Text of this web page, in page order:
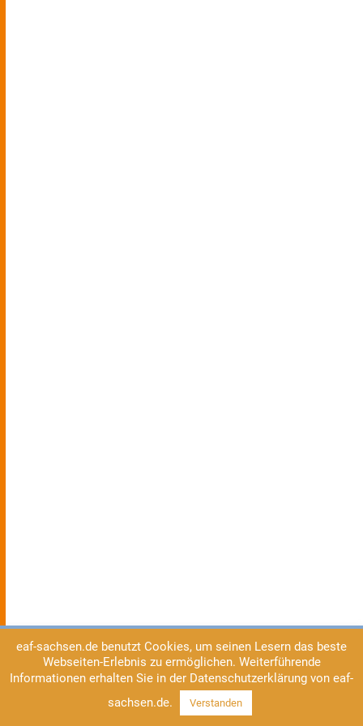
eaf-sachsen.de benutzt Cookies, um seinen Lesern das beste
Webseiten-Erlebnis zu ermöglichen. Weiterführende
Informationen erhalten Sie in der Datenschutzerklärung von eaf-
sachsen.de.
Verstanden